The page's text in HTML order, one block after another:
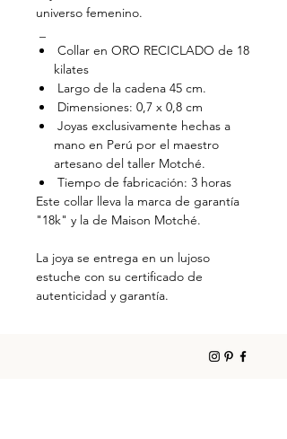
universo femenino.
Collar en ORO RECICLADO de 18
kilates
Largo de la cadena 45 cm.
Dimensiones: 0,7 x 0,8 cm
Joyas exclusivamente hechas a
mano en Perú por el maestro
artesano del taller Motché.
Tiempo de fabricación: 3 horas
Este collar lleva la marca de garantía
"18k" y la de Maison Motché.
La joya se entrega en un lujoso
estuche con su certificado de
autenticidad y garantía.